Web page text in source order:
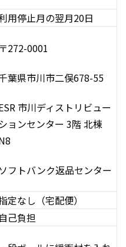
用停止月の翌月20日
〒272-0001
葉県市川市二俣678-55
市川ディストリビュー
ョンセンター 3階 北棟
ソフトバンク返品センター
定なし（宅配便）
自己負担